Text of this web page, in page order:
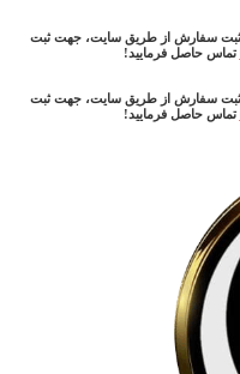
سفارش از طریق سایت، جهت ثبت
تماس حاصل فرمایید!
سفارش از طریق سایت، جهت ثبت
تماس حاصل فرمایید!